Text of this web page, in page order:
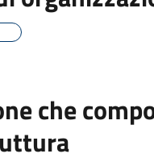
che